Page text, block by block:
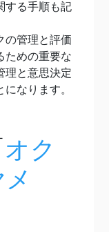
する手順も記
の管理と評価
ための重要な
理と意思決定
なります。
オク